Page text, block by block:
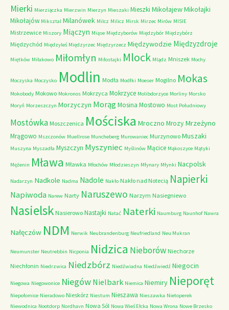
Mierki Mierziączka Mierzwin Mierzyn Mieszaki Mieszki MikołajewMikołajki
Mikołajów Miksztal Milanówek Milcz Milicz Mirsk Mirzec Mirów MISIE
Mistrzewice Miszory Miączyn Miąse Międzyborów Międzybór Międzybórz
Międzychód Międzyleś Międzyrzec Międzyrzecz Międzywodzie Międzyzdroje
Miętków Miłakowo Miłomłyn Miłostajki Mlock Mlądz Mniszek Mochy
Moczyska Moczysko Modlin Modła Modłki Moeser Mogilno Mokas
Mokobody Mokowo Mokronos Mokrzyca Mokrzyce Molibdorzyce Morliny Morsko
Moryń Morzeszczyn Morzyczyn MorągMosina Mostowo Most Południowy
Mostówka Moszczenica Mościska Mroczno Mrozy Mrzeżyno
Mrągowo Mszczonów Muellrose Muncheberg Murowaniec Murzynowo Muszaki
Muszyna Myszadła Myszczyn Myszyniec Myślinów Mącice Mąkoszyce Mątyki
Mężenin Mława Mławka Młochów Młodzieszyn Młynary Młynki Nacpolsk
Nadarzyn Nadkole Nadma Nadole Nakło Nakło nad Notecią Napierki
Napiwoda Narew Narty Naruszewo Narzym Nasiegniewo
Nasielsk Nasierowo Nastajki Natać Naterki Naumburg Naunhof Nawra
Nałęczów NDM Nerwik Neubrandenburg Neufriedland Neu Mukran
Neumunster Neutrebbin Nicponia Nidzica Nieborów Niechorze
Niechłonin Niedrzwica Niedzbórz Niedźwiadna Niedźwiedź Niegocin
Niegowa Niegowonice Niegów Nielbark Niemica Niemiry Nieporęt
Niepołomice Nieradowo Nieskórz Niestum Nieszawa Nieszawka Nietoperek
Niewodnica Nootdorp Nordhavn Nowa Sól Nowa Wieś Ełcka Nowa Wrona Nowe Brzesko